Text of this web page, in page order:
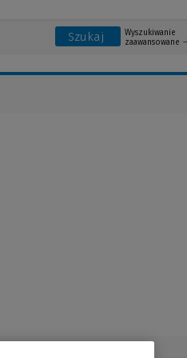
Szukaj
Wyszukiwanie
zaawansowane